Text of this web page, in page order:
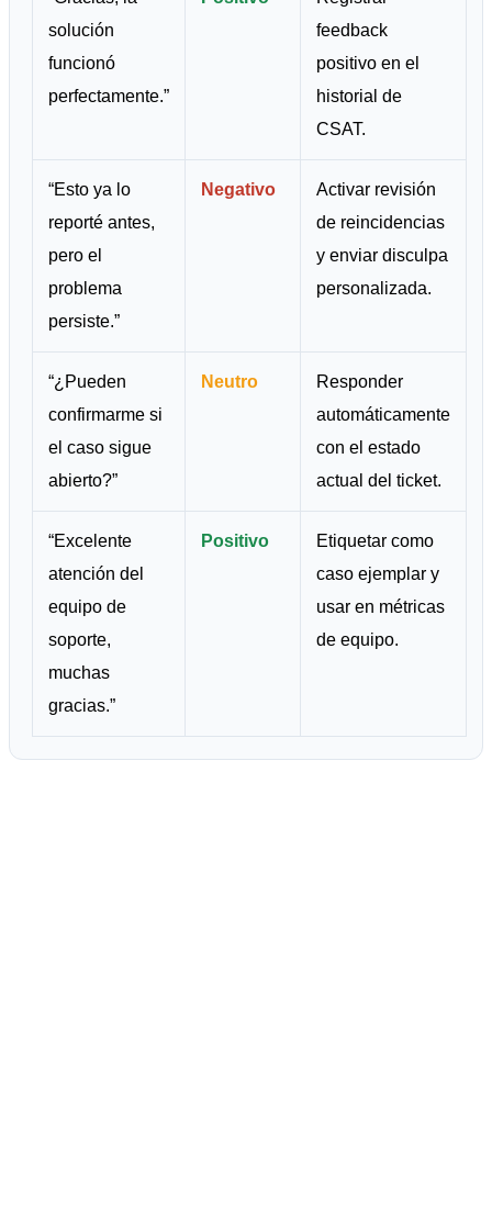
solución
funcionó
perfectamente.”
feedback
positivo en el
historial de
CSAT.
“Esto ya lo
reporté antes,
pero el
problema
persiste.”
Negativo
Activar revisión
de reincidencias
y enviar disculpa
personalizada.
“¿Pueden
confirmarme si
el caso sigue
abierto?”
Neutro
Responder
automáticamente
con el estado
actual del ticket.
“Excelente
atención del
equipo de
soporte,
muchas
gracias.”
Positivo
Etiquetar como
caso ejemplar y
usar en métricas
de equipo.